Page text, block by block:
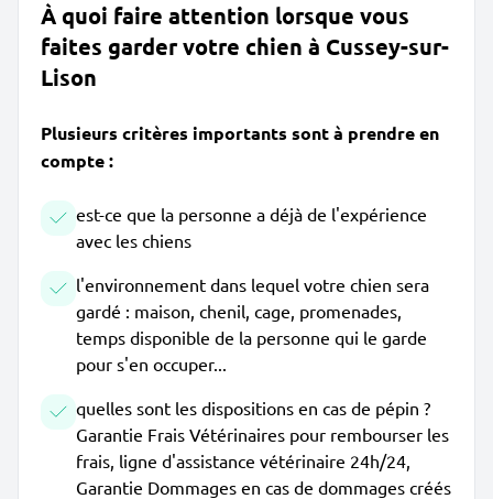
À quoi faire attention lorsque vous
faites garder votre chien à Cussey-sur-
Lison
Plusieurs critères importants sont à prendre en
compte :
est-ce que la personne a déjà de l'expérience
avec les chiens
l'environnement dans lequel votre chien sera
gardé : maison, chenil, cage, promenades,
temps disponible de la personne qui le garde
pour s'en occuper...
quelles sont les dispositions en cas de pépin ?
Garantie Frais Vétérinaires pour rembourser les
frais, ligne d'assistance vétérinaire 24h/24,
Garantie Dommages en cas de dommages créés